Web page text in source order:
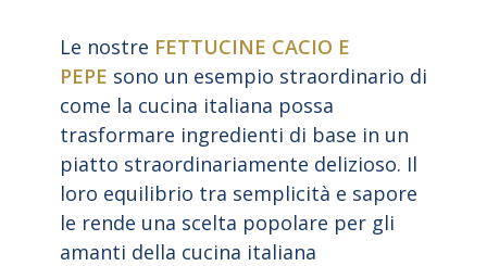
Le nostre FETTUCINE CACIO E
PEPE sono un esempio straordinario di
come la cucina italiana possa
trasformare ingredienti di base in un
piatto straordinariamente delizioso. Il
loro equilibrio tra semplicità e sapore
le rende una scelta popolare per gli
amanti della cucina italiana